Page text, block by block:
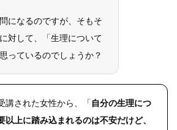
になるのですが、そもそ
対して、「生理について
っているのでしょうか？
講された女性から、「自分の生理につ
以上に踏み込まれるのは不安だけど、